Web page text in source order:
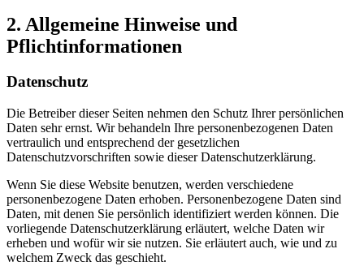
2. Allgemeine Hinweise und
Pflichtinformationen
Datenschutz
Die Betreiber dieser Seiten nehmen den Schutz Ihrer persönlichen
Daten sehr ernst. Wir behandeln Ihre personenbezogenen Daten
vertraulich und entsprechend der gesetzlichen
Datenschutzvorschriften sowie dieser Datenschutzerklärung.
Wenn Sie diese Website benutzen, werden verschiedene
personenbezogene Daten erhoben. Personenbezogene Daten sind
Daten, mit denen Sie persönlich identifiziert werden können. Die
vorliegende Datenschutzerklärung erläutert, welche Daten wir
erheben und wofür wir sie nutzen. Sie erläutert auch, wie und zu
welchem Zweck das geschieht.